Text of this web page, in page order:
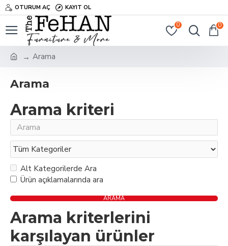
OTURUM AÇ KAYIT OL
0 0
Arama
Arama
Arama kriteri
Alt Kategorilerde Ara
Ürün açıklamalarında ara
ARAMA
Arama kriterlerini
karşılayan ürünler